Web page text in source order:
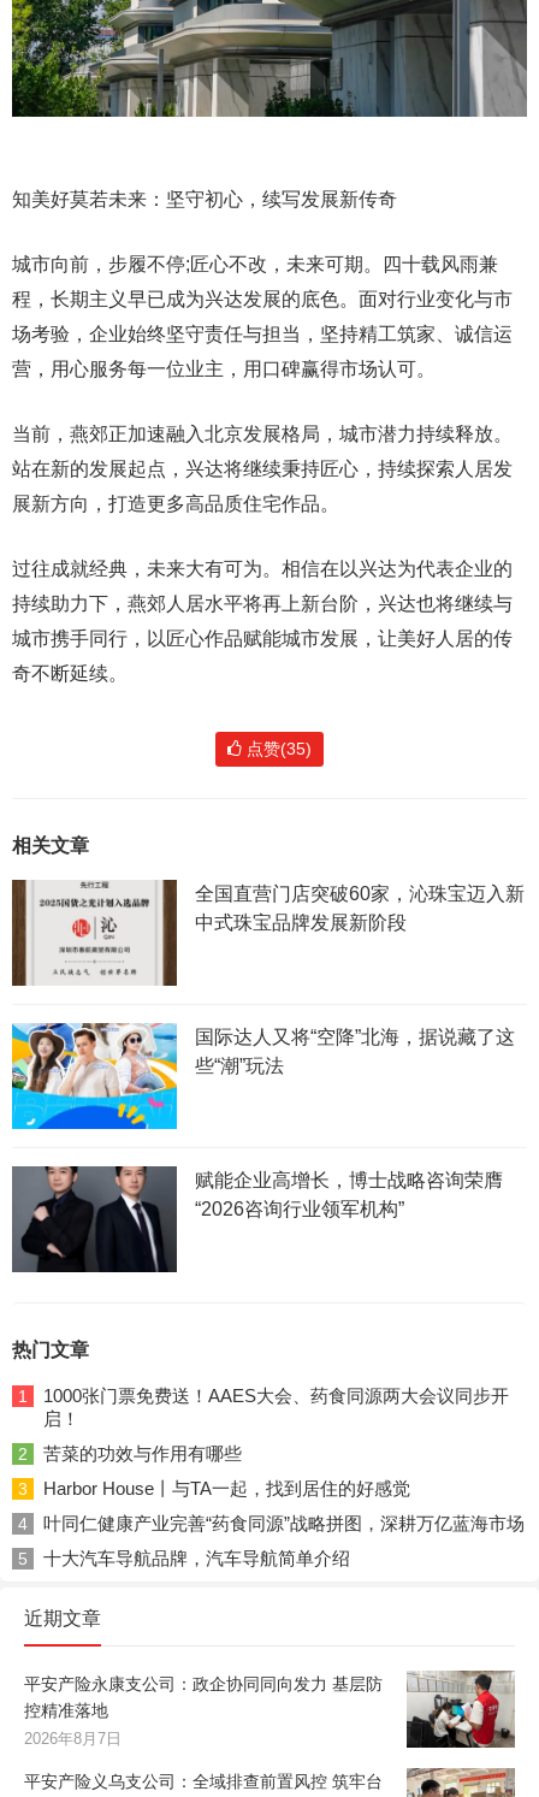
知美好莫若未来：坚守初心，续写发展新传奇
城市向前，步履不停;匠心不改，未来可期。四十载风雨兼
程，长期主义早已成为兴达发展的底色。面对行业变化与市
场考验，企业始终坚守责任与担当，坚持精工筑家、诚信运
营，用心服务每一位业主，用口碑赢得市场认可。
当前，燕郊正加速融入北京发展格局，城市潜力持续释放。
站在新的发展起点，兴达将继续秉持匠心，持续探索人居发
展新方向，打造更多高品质住宅作品。
过往成就经典，未来大有可为。相信在以兴达为代表企业的
持续助力下，燕郊人居水平将再上新台阶，兴达也将继续与
城市携手同行，以匠心作品赋能城市发展，让美好人居的传
奇不断延续。
点赞(35)
相关文章
全国直营门店突破60家，沁珠宝迈入新
中式珠宝品牌发展新阶段
国际达人又将“空降”北海，据说藏了这
些“潮”玩法
赋能企业高增长，博士战略咨询荣膺
“2026咨询行业领军机构”
热门文章
1
1000张门票免费送！AAES大会、药食同源两大会议同步开
启！
2 苦菜的功效与作用有哪些
3 Harbor House丨与TA一起，找到居住的好感觉
4 叶同仁健康产业完善“药食同源”战略拼图，深耕万亿蓝海市场
5 十大汽车导航品牌，汽车导航简单介绍
近期文章
平安产险永康支公司：政企协同同向发力 基层防
控精准落地
2026年8月7日
平安产险义乌支公司：全域排查前置风控 筑牢台